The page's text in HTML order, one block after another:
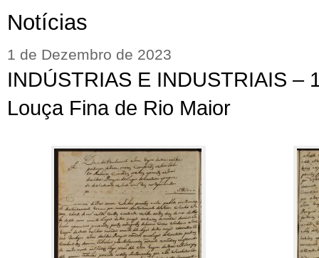
Notícias
1 de Dezembro de 2023
INDÚSTRIAS E INDUSTRIAIS –
Louça Fina de Rio Maior